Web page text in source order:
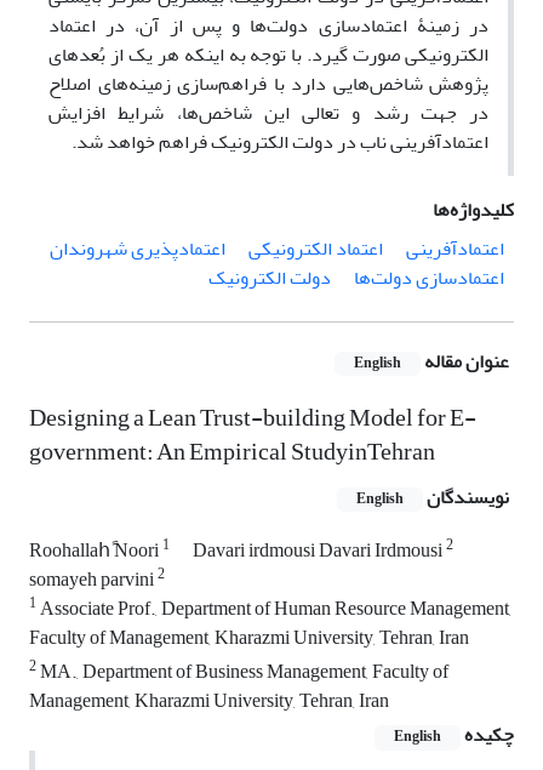
در زمینۀ اعتمادسازی دولت‌ها و پس از آن، در اعتماد
الکترونیکی صورت گیرد. با توجه به اینکه هر یک از بُعدهای
پژوهش شاخص‌هایی دارد با فراهم‌سازی زمینه‌های اصلاح
در جهت رشد و تعالی این شاخص‌ها، شرایط افزایش
اعتمادآفرینی ناب در دولت الکترونیک فراهم خواهد شد.
کلیدواژه‌ها
اعتمادآفرینی
اعتماد الکترونیکی
اعتمادپذیری شهروندان
اعتمادسازی دولت‌ها
دولت الکترونیک
عنوان مقاله English
Designing a Lean Trust-building Model for E-
government: An Empirical StudyinTehran
نویسندگان English
Roohallahً Noori1 Davari irdmousi Davari Irdmousi2
somayeh parvini2
1Associate Prof., Department of Human Resource Management,
Faculty of Management, Kharazmi University, Tehran, Iran
2MA., Department of Business Management, Faculty of
Management, Kharazmi University, Tehran, Iran
چکیده
English